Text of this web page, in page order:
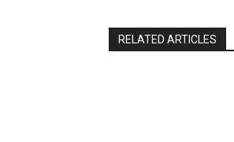
RELATED ARTICLES